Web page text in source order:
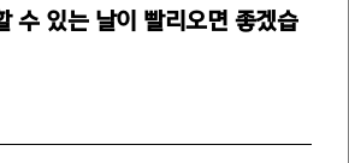
수 있는 날이 빨리오면 좋겠습